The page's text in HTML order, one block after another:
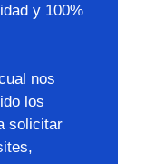
y 100%
nos
los
solicitar